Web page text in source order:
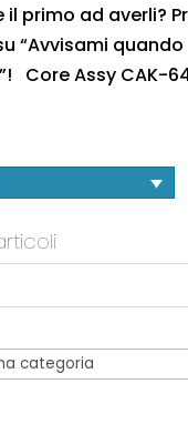
il primo ad averli?
“Avvisami quando
Core Assy CAK-